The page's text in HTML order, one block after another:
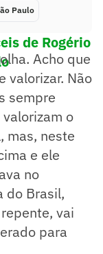
Paulo
de Rogério
Acho que
valorizar. Não
sempre
o
mas, neste
e ele
no
do Brasil,
vai
para